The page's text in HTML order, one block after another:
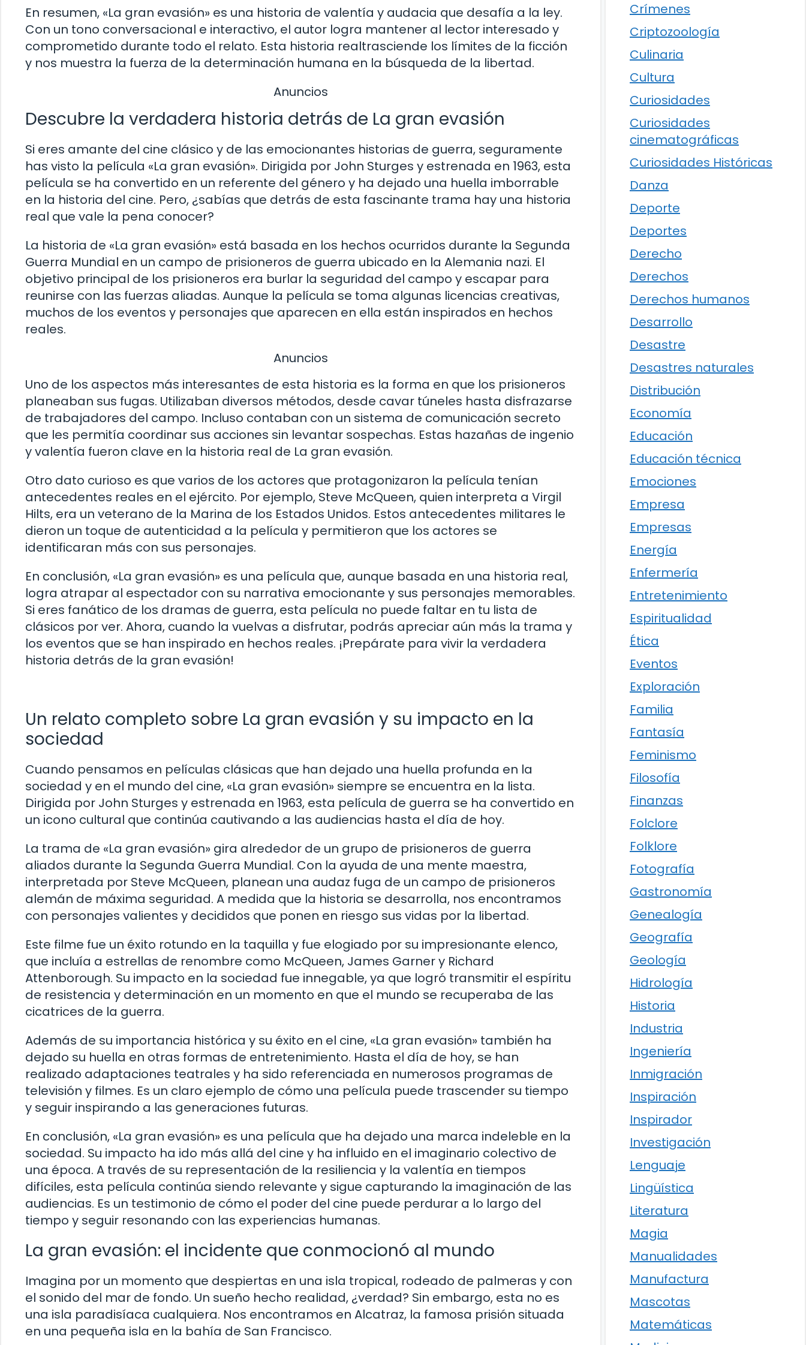
En resumen, «La gran evasión» es una historia de valentía y audacia que desafía a la ley.
Con un tono conversacional e interactivo, el autor logra mantener al lector interesado y
comprometido durante todo el relato. Esta historia realtrasciende los límites de la ficción
y nos muestra la fuerza de la determinación humana en la búsqueda de la libertad.
Anuncios
Descubre la verdadera historia detrás de La gran evasión
Si eres amante del cine clásico y de las emocionantes historias de guerra, seguramente
has visto la película «La gran evasión». Dirigida por John Sturges y estrenada en 1963, esta
película se ha convertido en un referente del género y ha dejado una huella imborrable
en la historia del cine. Pero, ¿sabías que detrás de esta fascinante trama hay una historia
real que vale la pena conocer?
La historia de «La gran evasión» está basada en los hechos ocurridos durante la Segunda
Guerra Mundial en un campo de prisioneros de guerra ubicado en la Alemania nazi. El
objetivo principal de los prisioneros era burlar la seguridad del campo y escapar para
reunirse con las fuerzas aliadas. Aunque la película se toma algunas licencias creativas,
muchos de los eventos y personajes que aparecen en ella están inspirados en hechos
reales.
Anuncios
Uno de los aspectos más interesantes de esta historia es la forma en que los prisioneros
planeaban sus fugas. Utilizaban diversos métodos, desde cavar túneles hasta disfrazarse
de trabajadores del campo. Incluso contaban con un sistema de comunicación secreto
que les permitía coordinar sus acciones sin levantar sospechas. Estas hazañas de ingenio
y valentía fueron clave en la historia real de La gran evasión.
Otro dato curioso es que varios de los actores que protagonizaron la película tenían
antecedentes reales en el ejército. Por ejemplo, Steve McQueen, quien interpreta a Virgil
Hilts, era un veterano de la Marina de los Estados Unidos. Estos antecedentes militares le
dieron un toque de autenticidad a la película y permitieron que los actores se
identificaran más con sus personajes.
En conclusión, «La gran evasión» es una película que, aunque basada en una historia real,
logra atrapar al espectador con su narrativa emocionante y sus personajes memorables.
Si eres fanático de los dramas de guerra, esta película no puede faltar en tu lista de
clásicos por ver. Ahora, cuando la vuelvas a disfrutar, podrás apreciar aún más la trama y
los eventos que se han inspirado en hechos reales. ¡Prepárate para vivir la verdadera
historia detrás de la gran evasión!
Un relato completo sobre La gran evasión y su impacto en la
sociedad
Cuando pensamos en películas clásicas que han dejado una huella profunda en la
sociedad y en el mundo del cine, «La gran evasión» siempre se encuentra en la lista.
Dirigida por John Sturges y estrenada en 1963, esta película de guerra se ha convertido en
un icono cultural que continúa cautivando a las audiencias hasta el día de hoy.
La trama de «La gran evasión» gira alrededor de un grupo de prisioneros de guerra
aliados durante la Segunda Guerra Mundial. Con la ayuda de una mente maestra,
interpretada por Steve McQueen, planean una audaz fuga de un campo de prisioneros
alemán de máxima seguridad. A medida que la historia se desarrolla, nos encontramos
con personajes valientes y decididos que ponen en riesgo sus vidas por la libertad.
Este filme fue un éxito rotundo en la taquilla y fue elogiado por su impresionante elenco,
que incluía a estrellas de renombre como McQueen, James Garner y Richard
Attenborough. Su impacto en la sociedad fue innegable, ya que logró transmitir el espíritu
de resistencia y determinación en un momento en que el mundo se recuperaba de las
cicatrices de la guerra.
Además de su importancia histórica y su éxito en el cine, «La gran evasión» también ha
dejado su huella en otras formas de entretenimiento. Hasta el día de hoy, se han
realizado adaptaciones teatrales y ha sido referenciada en numerosos programas de
televisión y filmes. Es un claro ejemplo de cómo una película puede trascender su tiempo
y seguir inspirando a las generaciones futuras.
En conclusión, «La gran evasión» es una película que ha dejado una marca indeleble en la
sociedad. Su impacto ha ido más allá del cine y ha influido en el imaginario colectivo de
una época. A través de su representación de la resiliencia y la valentía en tiempos
difíciles, esta película continúa siendo relevante y sigue capturando la imaginación de las
audiencias. Es un testimonio de cómo el poder del cine puede perdurar a lo largo del
tiempo y seguir resonando con las experiencias humanas.
La gran evasión: el incidente que conmocionó al mundo
Imagina por un momento que despiertas en una isla tropical, rodeado de palmeras y con
el sonido del mar de fondo. Un sueño hecho realidad, ¿verdad? Sin embargo, esta no es
una isla paradisíaca cualquiera. Nos encontramos en Alcatraz, la famosa prisión situada
en una pequeña isla en la bahía de San Francisco.
Crímenes
Criptozoología
Culinaria
Cultura
Curiosidades
Curiosidades
cinematográficas
Curiosidades Históricas
Danza
Deporte
Deportes
Derecho
Derechos
Derechos humanos
Desarrollo
Desastre
Desastres naturales
Distribución
Economía
Educación
Educación técnica
Emociones
Empresa
Empresas
Energía
Enfermería
Entretenimiento
Espiritualidad
Ética
Eventos
Exploración
Familia
Fantasía
Feminismo
Filosofía
Finanzas
Folclore
Folklore
Fotografía
Gastronomía
Genealogía
Geografía
Geología
Hidrología
Historia
Industria
Ingeniería
Inmigración
Inspiración
Inspirador
Investigación
Lenguaje
Lingüística
Literatura
Magia
Manualidades
Manufactura
Mascotas
Matemáticas